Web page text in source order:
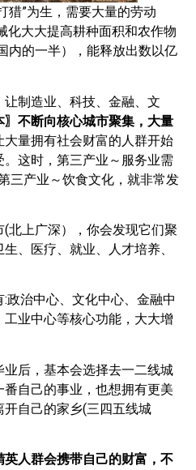
猎”为生，需要大量的劳动
化大大提高耕种面积和农作物
内的一半），能释放出数以亿
制造业、科技、金融、文
〗不断向核心城市聚集，大量
大量拥有社会财富的人群开始
这时，第三产业～服务业需
三产业～饮食文化，就非常发
北上广深），你会发现它们聚
、医疗、就业、人才培养、
政治中心、文化中心、金融中
业中心等核心功能，大大增
后，基本会选择去一二线城
自己的事业，也想拥有更美
自己的家乡(三四五线城
人群会携带自己的财富，不